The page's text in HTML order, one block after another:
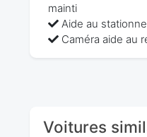
mainti
Aide au
Caméra aide au
Voitures